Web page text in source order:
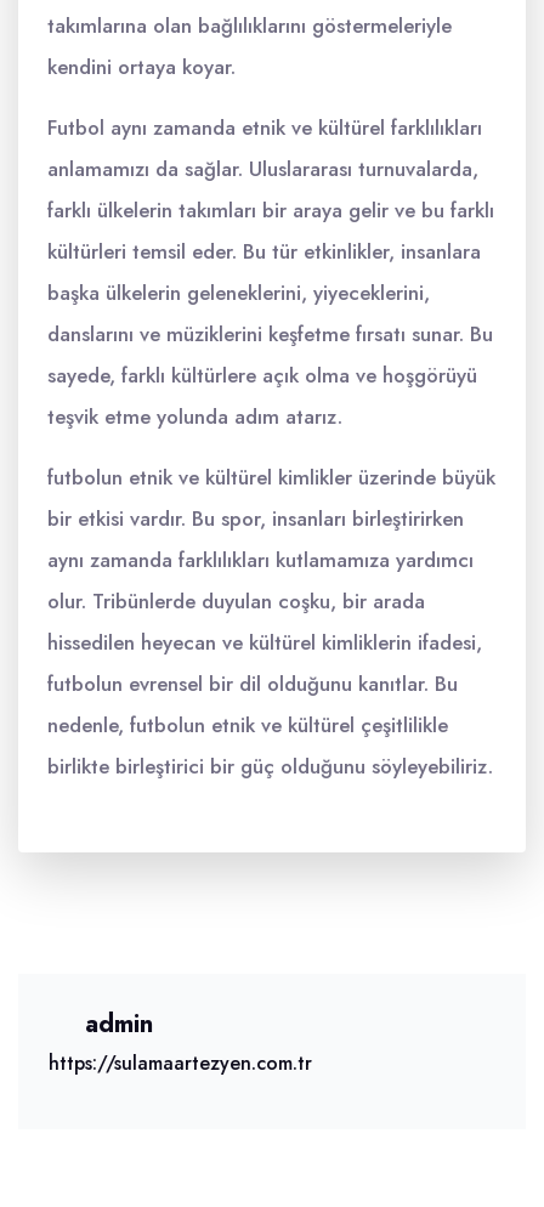
takımlarına olan bağlılıklarını göstermeleriyle
kendini ortaya koyar.
Futbol aynı zamanda etnik ve kültürel farklılıkları
anlamamızı da sağlar. Uluslararası turnuvalarda,
farklı ülkelerin takımları bir araya gelir ve bu farklı
kültürleri temsil eder. Bu tür etkinlikler, insanlara
başka ülkelerin geleneklerini, yiyeceklerini,
danslarını ve müziklerini keşfetme fırsatı sunar. Bu
sayede, farklı kültürlere açık olma ve hoşgörüyü
teşvik etme yolunda adım atarız.
futbolun etnik ve kültürel kimlikler üzerinde büyük
bir etkisi vardır. Bu spor, insanları birleştirirken
aynı zamanda farklılıkları kutlamamıza yardımcı
olur. Tribünlerde duyulan coşku, bir arada
hissedilen heyecan ve kültürel kimliklerin ifadesi,
futbolun evrensel bir dil olduğunu kanıtlar. Bu
nedenle, futbolun etnik ve kültürel çeşitlilikle
birlikte birleştirici bir güç olduğunu söyleyebiliriz.
admin
https://sulamaartezyen.com.tr